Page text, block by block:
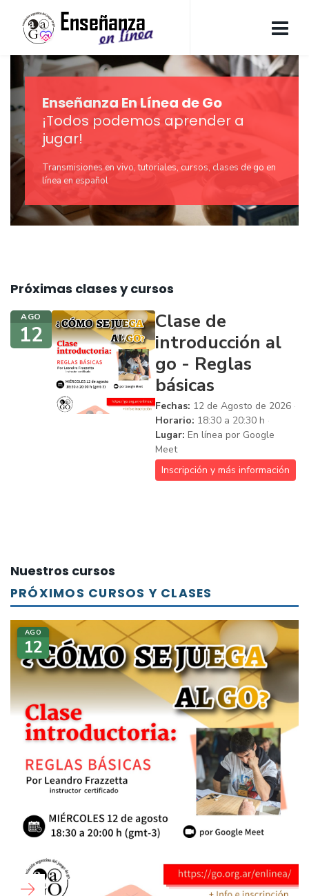
Enseñanza En Línea de Go
¡Todos podemos aprender a
jugar!
Transmisiones en vivo, tutoriales, cursos, clases de go en
línea en español
Próximas clases y cursos
AGO
12
Clase de
introducción al
go - Reglas
básicas
Fechas: 12 de Agosto de 2026
Horario: 18:30 a 20:30 h
Lugar: En línea por Google
Meet
Inscripción y más información
Nuestros cursos
PRÓXIMOS CURSOS Y CLASES
AGO
12